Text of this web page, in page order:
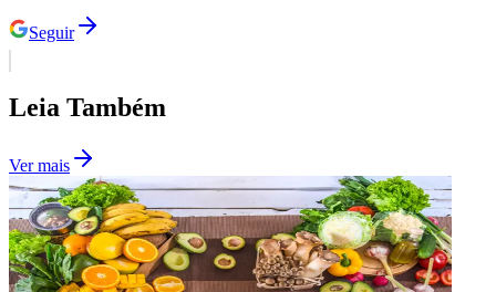
Botafogo
Seguir
Leia Também
Ver mais